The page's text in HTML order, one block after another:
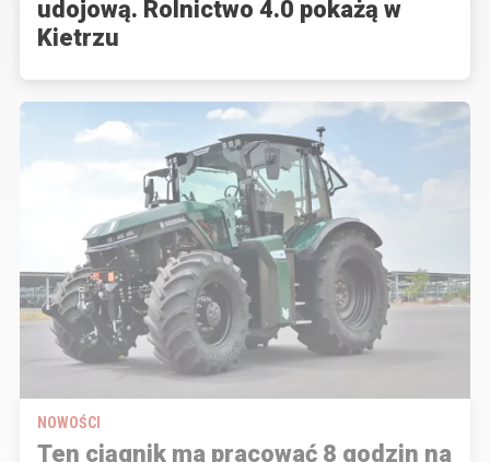
udojową. Rolnictwo 4.0 pokażą w
Kietrzu
NOWOŚCI
Ten ciągnik ma pracować 8 godzin na